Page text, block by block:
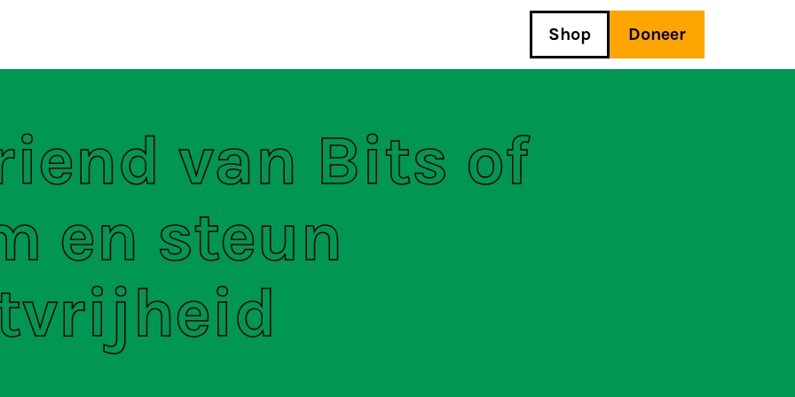
Shop Doneer
van Bits of
en steun